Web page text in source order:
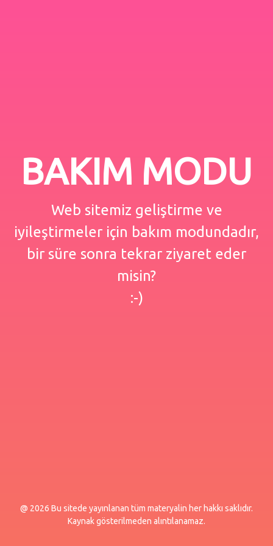
BAKIM MODU
Web sitemiz geliştirme ve
iyileştirmeler için bakım modundadır,
bir süre sonra tekrar ziyaret eder
misin?
:-)
@ 2026 Bu sitede yayınlanan tüm materyalin her hakkı saklıdır.
Kaynak gösterilmeden alıntılanamaz.